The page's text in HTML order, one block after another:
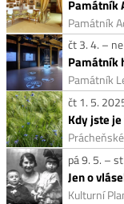
Památník
Památník
čt 3. 4. –
Památník
Památník
čt 1. 5.
Kdy jste
pá 9. 5. –
Jen o
Kulturní